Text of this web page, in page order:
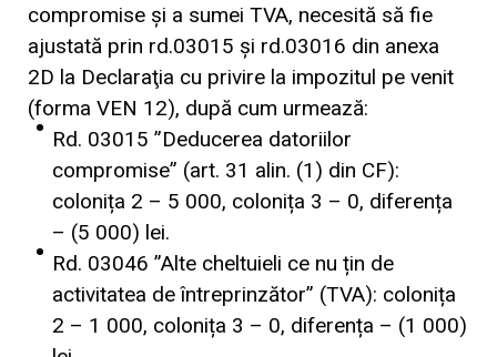
compromise și a sumei TVA, necesită să fie
ajustată prin rd.03015 și rd.03016 din anexa
2D la Declaraţia cu privire la impozitul pe venit
(forma VEN 12), după cum urmează:
Rd. 03015 ”Deducerea datoriilor
compromise” (art. 31 alin. (1) din CF):
colonița 2 – 5 000, colonița 3 – 0, diferența
– (5 000) lei.
Rd. 03046 ”Alte cheltuieli ce nu țin de
activitatea de întreprinzător” (TVA): colonița
2 – 1 000, colonița 3 – 0, diferența – (1 000)